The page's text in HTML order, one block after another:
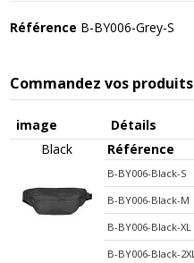
Référence B-BY006-Grey-S
Commandez vos produits
image
Détails
Black
Référence
B-BY006-Black-S
B-BY006-Black-M
B-BY006-Black-XL
B-BY006-Black-2XL